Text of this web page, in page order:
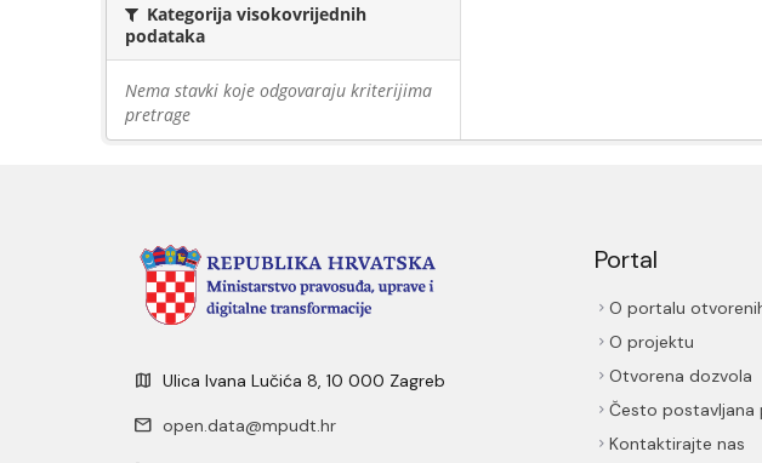
Kategorija visokovrijednih
podataka
Nema stavki koje odgovaraju kriterijima
pretrage